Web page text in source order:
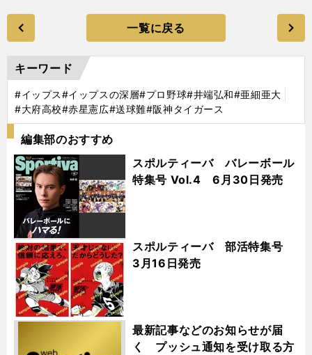
一覧に戻る
キーワード
#イップス#イップスの深層#プロ野球#井端弘和#亜細亜大
#大府高校#赤星憲広#送球難#阪神タイガース
編集部のおすすめ
スポルティーバ バレーボール
特集号 Vol.4 6月30日発売
スポルティーバ 部活特集号
3月16日発売
最新記事などのお知らせが届
く プッシュ通知を受け取る方